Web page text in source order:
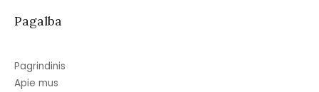
Pagalba
Pagrindinis
Apie mus